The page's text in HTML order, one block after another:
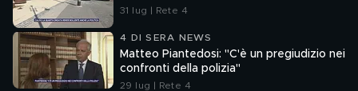
31 lug | Rete 4
4 DI SERA NEWS
Matteo Piantedosi: "C'è un pregiudizio nei
confronti della polizia"
29 lug | Rete 4